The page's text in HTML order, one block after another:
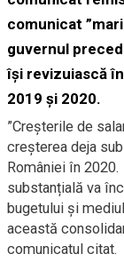
comunicat
guvernul
își revizuiască
2019 și 2020.
”Creșterile de
creșterea deja
României în
substanțială va
bugetului și
această
comunicatul citat.